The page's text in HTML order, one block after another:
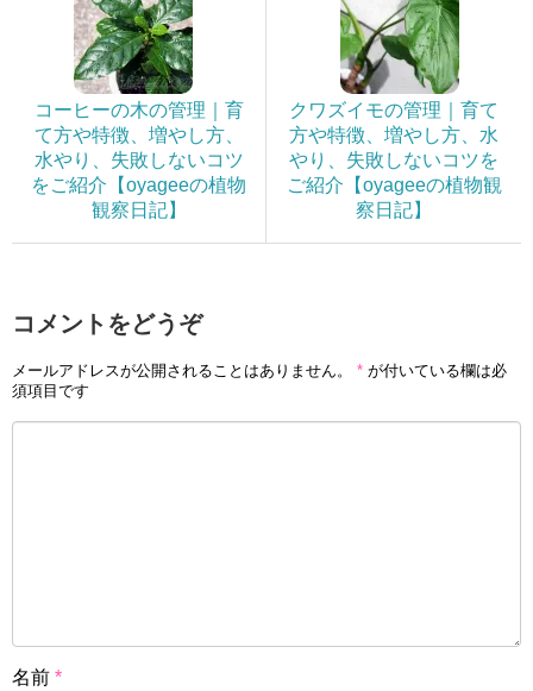
コーヒーの木の管理｜育
て方や特徴、増やし方、
水やり、失敗しないコツ
をご紹介【oyageeの植物
観察日記】
クワズイモの管理｜育て
方や特徴、増やし方、水
やり、失敗しないコツを
ご紹介【oyageeの植物観
察日記】
コメントをどうぞ
メールアドレスが公開されることはありません。 * が付いている欄は必
須項目です
名前 *